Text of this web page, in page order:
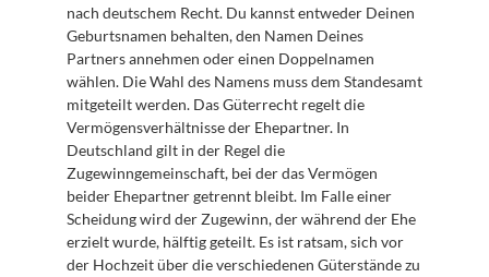
nach deutschem Recht. Du kannst entweder Deinen
Geburtsnamen behalten, den Namen Deines
Partners annehmen oder einen Doppelnamen
wählen. Die Wahl des Namens muss dem Standesamt
mitgeteilt werden. Das Güterrecht regelt die
Vermögensverhältnisse der Ehepartner. In
Deutschland gilt in der Regel die
Zugewinngemeinschaft, bei der das Vermögen
beider Ehepartner getrennt bleibt. Im Falle einer
Scheidung wird der Zugewinn, der während der Ehe
erzielt wurde, hälftig geteilt. Es ist ratsam, sich vor
der Hochzeit über die verschiedenen Güterstände zu